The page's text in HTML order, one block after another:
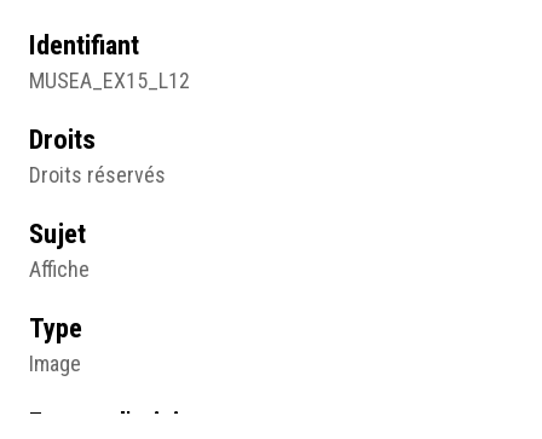
Identifiant
MUSEA_EX15_L12
Droits
Droits réservés
Sujet
Affiche
Type
Image
Format d'origine